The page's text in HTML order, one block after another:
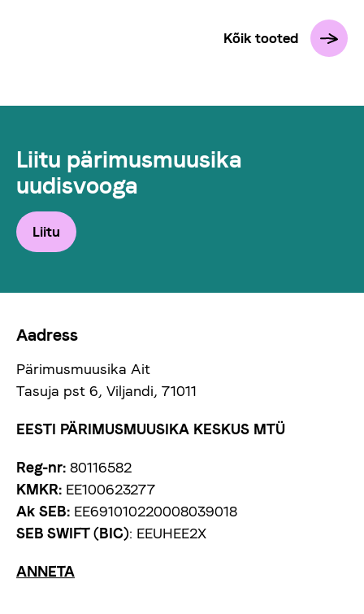
Kõik tooted
Liitu pärimusmuusika
uudisvooga
Liitu
Aadress
Pärimusmuusika Ait
Tasuja pst 6, Viljandi, 71011
EESTI PÄRIMUSMUUSIKA KESKUS MTÜ
Reg-nr: 80116582
KMKR: EE100623277
Ak SEB: EE691010220008039018
SEB SWIFT (BIC): EEUHEE2X
ANNETA